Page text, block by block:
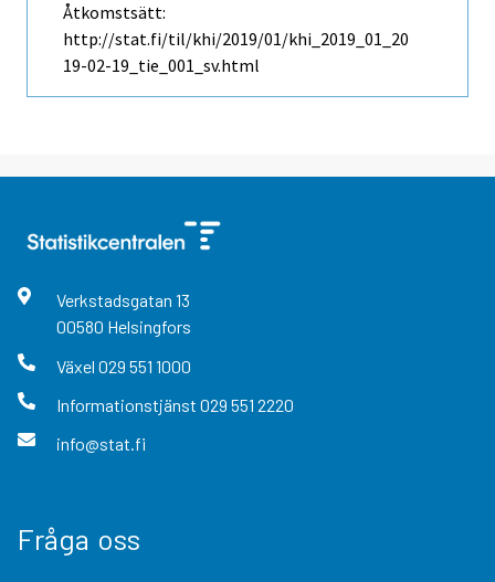
Åtkomstsätt:
http://stat.fi/til/khi/2019/01/khi_2019_01_20
19-02-19_tie_001_sv.html
Verkstadsgatan 13
00580 Helsingfors
Växel 029 551 1000
Informationstjänst 029 551 2220
info@stat.fi
Fråga oss